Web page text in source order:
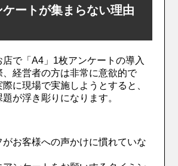
ートが集まらない理由
で「A4」1枚アンケートの導入
、経営者の方は非常に意欲的で
に現場で実施しようとすると、
が浮き彫りになります。
がお客様への声かけに慣れていな